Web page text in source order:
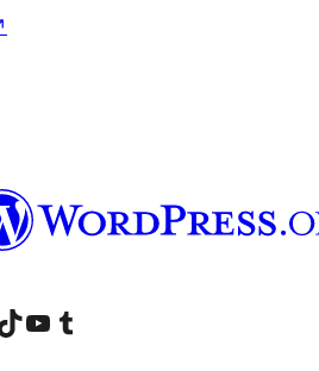
accountaccount
mūsų TikTok paskyroje
Visit our YouTube channel
Apsilankykite mūsų Tumblr paskyroje